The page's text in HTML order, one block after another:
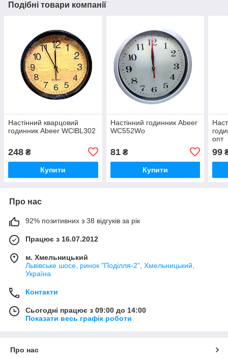
Подібні товари компанії
Настінний кварцовий
годинник Abeer WClBL302
248 ₴
Купити
Настінний годинник Abeer
WC552Wo
81₴
Купити
опт
99
Про нас
92% позитивних з 38 відгуків за рік
Працює з 16.07.2012
м. Хмельницький
Львівське шосе, ринок "Поділля-2", Хмельницький,
Україна
Контакти
Сьогодні працює з 09:00 до 14:00
Показати весь графік роботи
Про нас